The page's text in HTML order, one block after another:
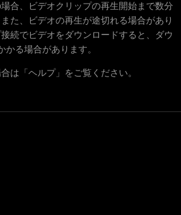
合、ビデオクリップの再生開始まで数分
た、ビデオの再生が途切れる場合があり
続でビデオをダウンロードすると、ダウ
かる場合があります。
は「ヘルプ」をご覧ください。